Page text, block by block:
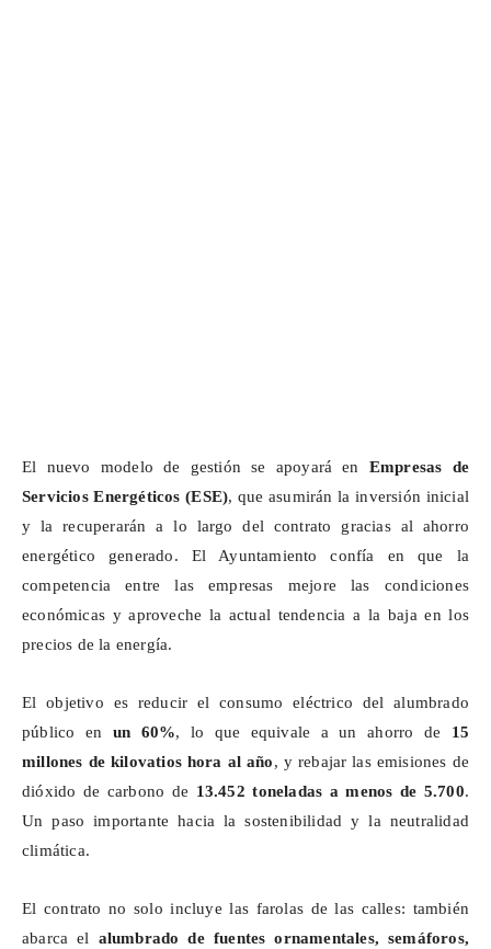
El nuevo modelo de gestión se apoyará en Empresas de
Servicios Energéticos (ESE), que asumirán la inversión inicial
y la recuperarán a lo largo del contrato gracias al ahorro
energético generado. El Ayuntamiento confía en que la
competencia entre las empresas mejore las condiciones
económicas y aproveche la actual tendencia a la baja en los
precios de la energía.
El objetivo es reducir el consumo eléctrico del alumbrado
público en un 60%, lo que equivale a un ahorro de 15
millones de kilovatios hora al año, y rebajar las emisiones de
dióxido de carbono de 13.452 toneladas a menos de 5.700.
Un paso importante hacia la sostenibilidad y la neutralidad
climática.
El contrato no solo incluye las farolas de las calles: también
abarca el alumbrado de fuentes ornamentales, semáforos,